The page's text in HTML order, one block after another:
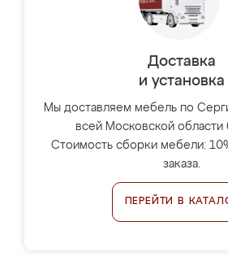
Доставка
и установка
Мы доставляем мебель по
всей Московской области
Стоимость сборки мебели:
заказа.
ПЕРЕЙТИ В